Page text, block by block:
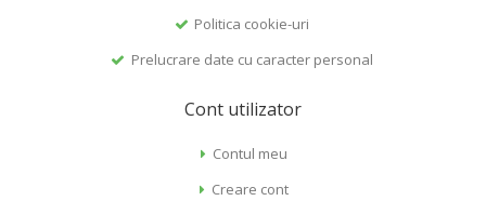
Politica cookie-uri
Prelucrare date cu caracter personal
Cont utilizator
Contul meu
Creare cont